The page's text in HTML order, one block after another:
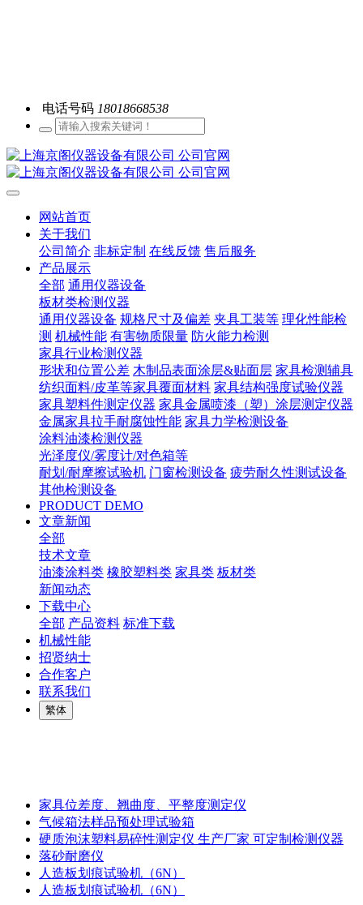
电话号码 18018668538
网站首页
关于我们
公司简介 非标定制 在线反馈 售后服务
产品展示
全部 通用仪器设备
板材类检测仪器
通用仪器设备 规格尺寸及偏差 夹具工装等 理化性能检
测 机械性能 有害物质限量 防火能力检测
家具行业检测仪器
形状和位置公差 木制品表面涂层&贴面层 家具检测辅具
纺织面料/皮革等家具覆面材料 家具结构强度试验仪器
家具塑料件测定仪器 家具金属喷漆（塑）涂层测定仪器
金属家具拉手耐腐蚀性能 家具力学检测设备
涂料油漆检测仪器
光泽度仪/雾度计/对色箱等
耐划/耐摩擦试验机 门窗检测设备 疲劳耐久性测试设备
其他检测设备
PRODUCT DEMO
文章新闻
全部
技术文章
油漆涂料类 橡胶塑料类 家具类 板材类
新闻动态
下载中心
全部 产品资料 标准下载
机械性能
招贤纳士
合作客户
联系我们
繁体
家具位差度、翘曲度、平整度测定仪
气候箱法样品预处理试验箱
硬质泡沫塑料易碎性测定仪 生产厂家 可定制检测仪器
落砂耐磨仪
人造板划痕试验机（6N）
人造板划痕试验机（6N）